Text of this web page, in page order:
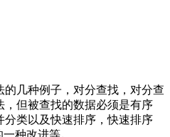
几种例子，对分查找，对分查
但被查找的数据必须是有序
分类以及快速排序，快速排序